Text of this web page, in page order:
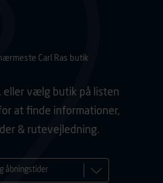
Carl Ras butik
eller vælg butik på listen
at finde informationer,
& rutevejledning.
åbningstider